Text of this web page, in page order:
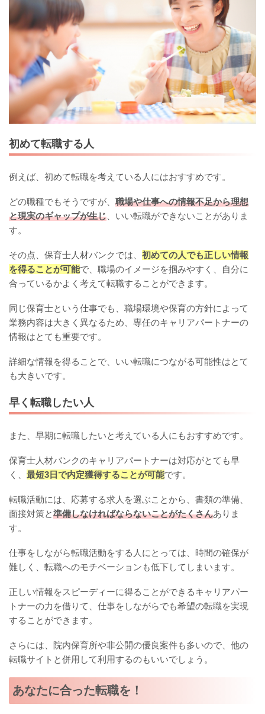
初めて転職する人
例えば、初めて転職を考えている人にはおすすめです。
どの職種でもそうですが、 職場や仕事への情報不足から理想
と現実のギャップが生じ 、いい転職ができないことがありま
す。
その点、保育士人材バンクでは、 初めての人でも正しい情報
を得ることが可能で、職場のイメージを掴みやすく、自分に
合っているかよく考えて転職することができます。
同じ保育士という仕事でも、職場環境や保育の方針によって
業務内容は大きく異なるため、専任のキャリアパートナーの
情報はとても重要です。
詳細な情報を得ることで、いい転職につながる可能性はとて
も大きいです。
早く転職したい人
また、早期に転職したいと考えている人にもおすすめです。
保育士人材バンクのキャリアパートナーは対応がとても早
く、 最短3日で内定獲得することが可能です。
転職活動には、応募する求人を選ぶことから、書類の準備、
面接対策と準備しなければならないことがたくさんありま
す。
仕事をしながら転職活動をする人にとっては、時間の確保が
難しく、転職へのモチベーションも低下してしまいます。
正しい情報をスピーディーに得ることができるキャリアパー
トナーの力を借りて、仕事をしながらでも希望の転職を実現
することができます。
さらには、院内保育所や非公開の優良案件も多いので、他の
転職サイトと併用して利用するのもいいでしょう。
あなたに合った転職を！